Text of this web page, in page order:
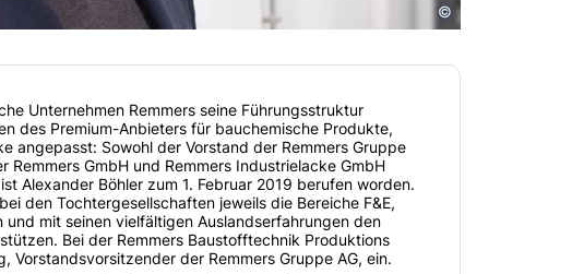
©
Unternehmen Remmers seine Führungsstruktur
des Premium-Anbieters für bauchemische Produkte,
angepasst: Sowohl der Vorstand der Remmers Gruppe
GmbH und Remmers Industrielacke GmbH
Alexander Böhler zum 1. Februar 2019 berufen worden.
den Tochtergesellschaften jeweils die Bereiche F&E,
mit seinen vielfältigen Auslandserfahrungen den
Bei der Remmers Baustofftechnik Produktions
Vorstandsvorsitzender der Remmers Gruppe AG, ein.